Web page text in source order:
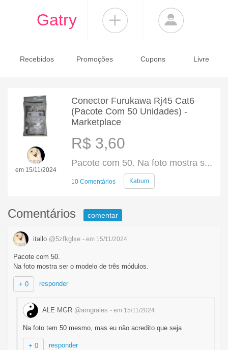
Gatry
Recebidos Promoções Cupons Livre
em 15/11/2024
Conector Furukawa Rj45 Cat6
(Pacote Com 50 Unidades) -
Marketplace
R$ 3,60
Pacote com 50. Na foto mostra s...
10 Comentários Kabum
Comentários comentar
itallo @5zfkglxe - em 15/11/2024
Pacote com 50.
Na foto mostra ser o modelo de três módulos.
+ 0 responder
ALE MGR @amgrales - em 15/11/2024
Na foto tem 50 mesmo, mas eu não acredito que seja
+ 0 responder